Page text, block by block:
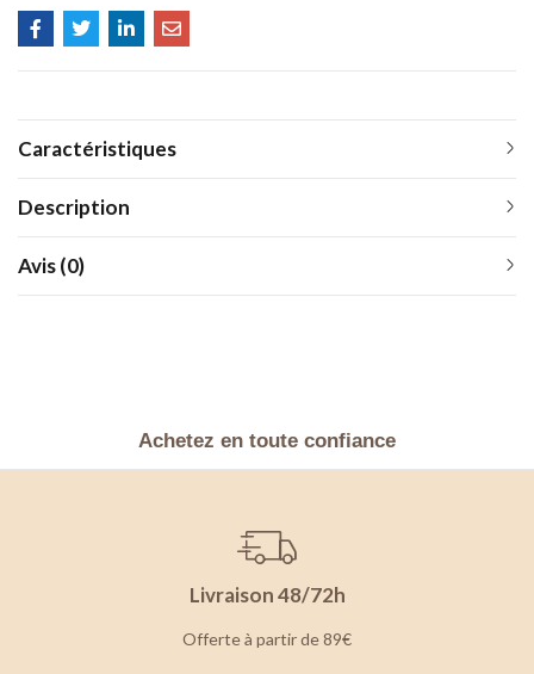
Caractéristiques
Description
Avis (0)
Achetez en toute confiance
Livraison 48/72h
Offerte à partir de 89€